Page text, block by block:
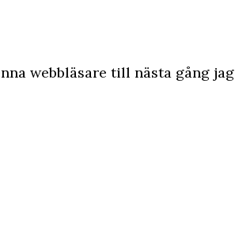
webbläsare till nästa gång jag